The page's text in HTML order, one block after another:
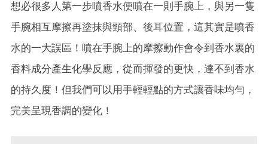
想必很多人第一步噴香水便噴在一則手腕上，與另一隻
手腕相互摩擦再塗抹與頸部、後耳位置，這其實是噴香
水的一大誤區！噴在手腕上的摩擦動作會令到香水裏的
香料成分產生化學反應，從而揮發的更快，達不到香水
的持久度！但我們可以用手輕輕點的方式讓香味均勻，
完美呈現香調的變化！